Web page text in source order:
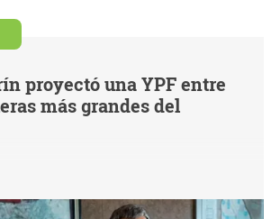
proyectó una YPF entre
más grandes del